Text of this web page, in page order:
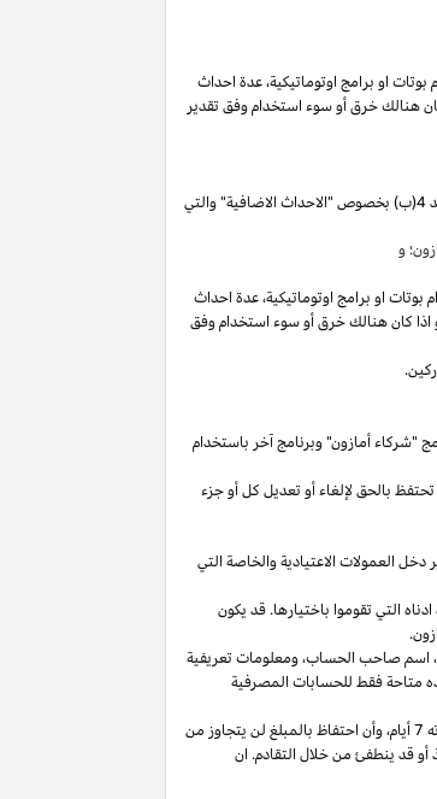
بوتات او برامج اوتوماتيكية،عدة احداث
هنالك خرق أو سوء استخدام وفق تقدير
"). سوق تقوم بكسب دخل العمولة الخاص المذكور في البند 4(ب) بخصوص "الاحداث الاضافية" والتي
و
بوتات او برامج اوتوماتيكية،عدة احداث
اذا كان هنالك خرق أو سوء استخدام وفق
"شركاء أمازون" وبرنامج آخر باستخدام
بالحق لإلغاء أو تعديل كل أو جزء
دخل العمولات الاعتيادية والخاصة التي
فيه بالطريقة المذكورة ادناه التي تقوموا باختيارها. قد يكون
اسم صاحب الحساب،ومعلومات تعريفية
متاحةفقط للحسابات المصرفية
أيام،وأن احتفاظ بالمبلغ لن يتجاوز من
قد ينطفئ من خلال التقادم. ان